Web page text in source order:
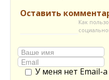
Оставить
Как
У меня нет Email-а